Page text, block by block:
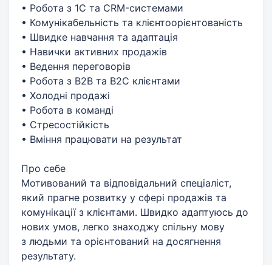
• Робота з 1С та CRM-системами
• Комунікабельність та клієнтоорієнтованість
• Швидке навчання та адаптація
• Навички активних продажів
• Ведення переговорів
• Робота з B2B та B2C клієнтами
• Холодні продажі
• Робота в команді
• Стресостійкість
• Вміння працювати на результат
Про себе
Мотивований та відповідальний спеціаліст,
який прагне розвитку у сфері продажів та
комунікації з клієнтами. Швидко адаптуюсь до
нових умов, легко знаходжу спільну мову
з людьми та орієнтований на досягнення
результату.